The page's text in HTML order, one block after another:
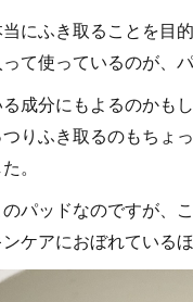
にふき取ることを目
て使っているのが、
成分にもよるのかも
りふき取るのもちょ
。
パッドなのですが、
ンケアにおぼれている